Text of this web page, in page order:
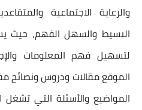
والرعاية الاجتماعية
البسيط والسهل الفهم،
لتسهيل فهم المعلومات
الموقع مقالات ودروس ونصائح
المواضيع والأسئلة التي